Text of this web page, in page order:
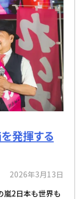
発揮する
2026年3月13日
嵐2日本も世界も